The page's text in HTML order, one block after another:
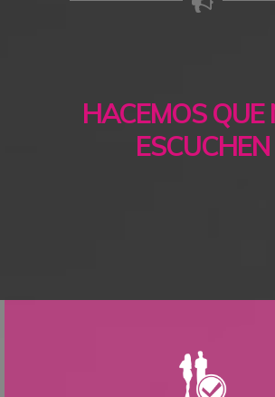
HACEMOS QUE
ESCUCHEN
CAMPAÑAS BTL